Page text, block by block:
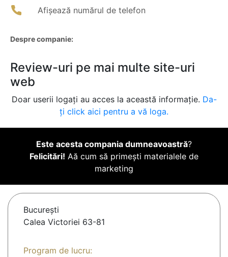
Afișează numărul de telefon
Despre companie:
Review-uri pe mai multe site-uri
web
Doar userii logați au acces la această informație. Da-
ți click aici pentru a vă loga.
Este acesta compania dumneavoastră?
Felicitări! Aă cum să primești materialele de
marketing
Bucureşti
Calea Victoriei 63-81
Program de lucru: